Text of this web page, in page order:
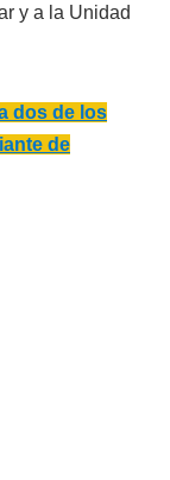
y a la Unidad
dos de los
de